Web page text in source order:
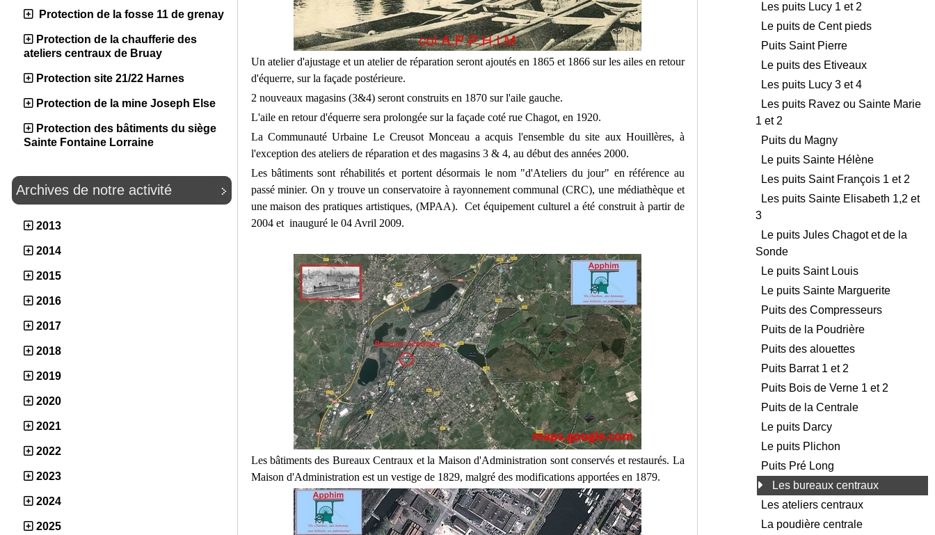
Protection de la fosse 11 de grenay
Protection de la chaufferie des
ateliers centraux de Bruay
Protection site 21/22 Harnes
Protection de la mine Joseph Else
Protection des bâtiments du siège
Sainte Fontaine Lorraine
Archives de notre activité
2013
2014
2015
2016
2017
2018
2019
2020
2021
2022
2023
2024
2025
Un atelier d'ajustage et un atelier de réparation seront ajoutés en 1865 et 1866 sur les ailes en retour
d'équerre, sur la façade postérieure.
2 nouveaux magasins (3&4) seront construits en 1870 sur l'aile gauche.
L'aile en retour d'équerre sera prolongée sur la façade coté rue Chagot, en 1920.
La Communauté Urbaine Le Creusot Monceau a acquis l'ensemble du site aux Houillères, à
l'exception des ateliers de réparation et des magasins 3 & 4, au début des années 2000.
Les bâtiments sont réhabilités et portent désormais le nom "d'Ateliers du jour" en référence au
passé minier. On y trouve un conservatoire à rayonnement communal (CRC), une médiathèque et
une maison des pratiques artistiques, (MPAA). Cet équipement culturel a été construit à partir de
2004 et inauguré le 04 Avril 2009.
Les bâtiments des Bureaux Centraux et la Maison d'Administration sont conservés et restaurés. La
Maison d'Administration est un vestige de 1829, malgré des modifications apportées en 1879.
Les puits Lucy 1 et 2
Le puits de Cent pieds
Puits Saint Pierre
Le puits des Etiveaux
Les puits Lucy 3 et 4
Les puits Ravez ou Sainte Marie
1 et 2
Puits du Magny
Le puits Sainte Hélène
Les puits Saint François 1 et 2
Les puits Sainte Elisabeth 1,2 et
3
Le puits Jules Chagot et de la
Sonde
Le puits Saint Louis
Le puits Sainte Marguerite
Puits des Compresseurs
Puits de la Poudrière
Puits des alouettes
Puits Barrat 1 et 2
Puits Bois de Verne 1 et 2
Puits de la Centrale
Le puits Darcy
Le puits Plichon
Puits Pré Long
Les bureaux centraux
Les ateliers centraux
La poudière centrale